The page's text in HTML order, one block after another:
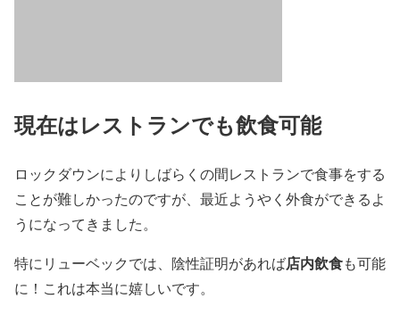
現在はレストランでも飲食可能
ロックダウンによりしばらくの間レストランで食事をする
ことが難しかったのですが、最近ようやく外食ができるよ
うになってきました。
特にリューベックでは、陰性証明があれば店内飲食も可能
に！これは本当に嬉しいです。